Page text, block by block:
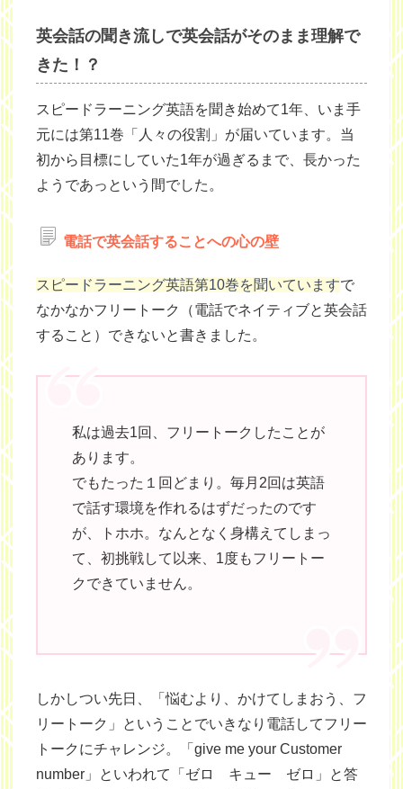
英会話の聞き流しで英会話がそのまま理解で
きた！？
スピードラーニング英語を聞き始めて1年、いま手
元には第11巻「人々の役割」が届いています。当
初から目標にしていた1年が過ぎるまで、長かった
ようであっという間でした。
電話で英会話することへの心の壁
スピードラーニング英語第10巻を聞いていますで
なかなかフリートーク（電話でネイティブと英会話
すること）できないと書きました。
私は過去1回、フリートークしたことが
あります。
でもたった１回どまり。毎月2回は英語
で話す環境を作れるはずだったのです
が、トホホ。なんとなく身構えてしまっ
て、初挑戦して以来、1度もフリートー
クできていません。
しかしつい先日、「悩むより、かけてしまおう、フ
リートーク」ということでいきなり電話してフリー
トークにチャレンジ。「give me your Customer
number」といわれて「ゼロ キュー ゼロ」と答